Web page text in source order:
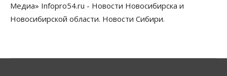
Общество
Недели жары повлияли на урожай в
Новосибирской области, но режима ЧС не будет
Медиа» Infopro54.ru - Новости Новосибирска и
Новосибирской области. Новости Сибири.